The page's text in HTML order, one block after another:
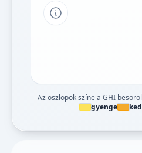
Tipp a grafikon
Az oszlopok színe a GHI
gyenge